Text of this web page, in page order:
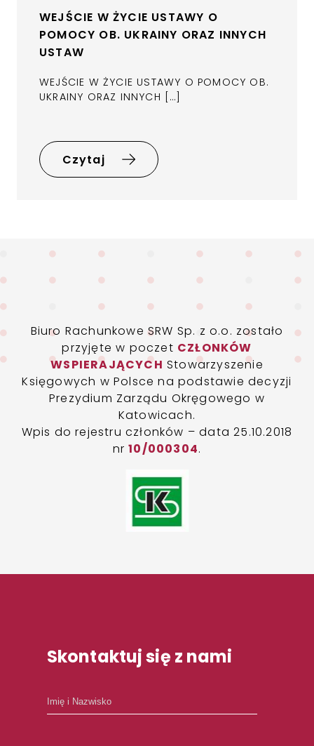
WEJŚCIE W ŻYCIE USTAWY O
POMOCY OB. UKRAINY ORAZ INNYCH
USTAW
WEJŚCIE W ŻYCIE USTAWY O POMOCY OB.
UKRAINY ORAZ INNYCH […]
Czytaj
Biuro Rachunkowe SRW Sp. z o.o. zostało
przyjęte w poczet CZŁONKÓW
WSPIERAJĄCYCH Stowarzyszenie
Księgowych w Polsce na podstawie decyzji
Prezydium Zarządu Okręgowego w
Katowicach.
Wpis do rejestru członków – data 25.10.2018
nr10/000304.
Skontaktuj się z nami